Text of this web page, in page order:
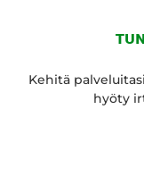
Kehitä
hyöty